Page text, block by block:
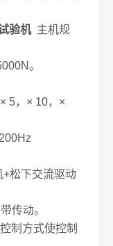
验机主机规
。
5，× 10，×
松下交流驱动
传动。
制方式使控制